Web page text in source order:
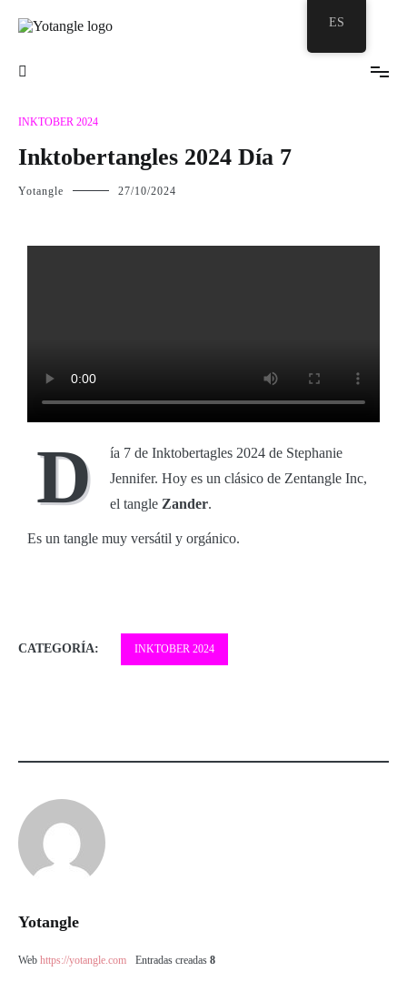
INKTOBER 2024
Inktobertangles 2024 Día 7
Yotangle 27/10/2024
D
ía 7 de Inktobertagles 2024 de Stephanie
Jennifer. Hoy es un clásico de Zentangle Inc,
el tangle Zander.
Es un tangle muy versátil y orgánico.
CATEGORÍA: INKTOBER 2024
Yotangle
Web https://yotangle.com Entradas creadas 8
ES